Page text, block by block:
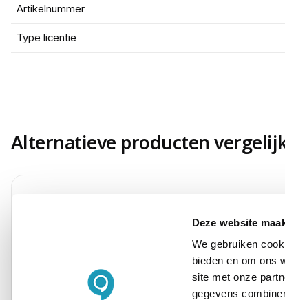
Deze website
We gebruiken
bieden en om ons
site met onze
gegevens
Artikelnummer
Type licentie
Alternatieve producten